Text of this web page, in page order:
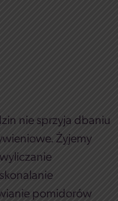
nie sprzyja dbaniu
Żyjemy
pomidorów